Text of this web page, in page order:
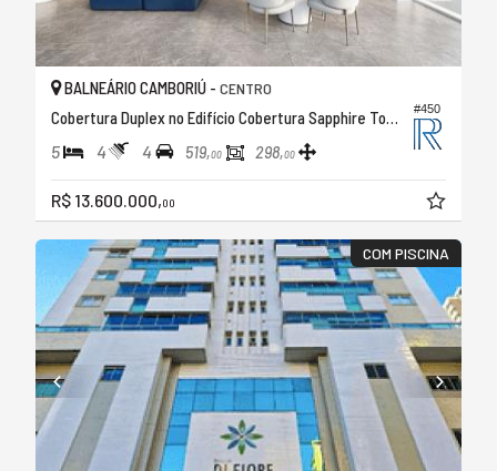
#450
BALNEÁRIO CAMBORIÚ - CENTRO
Cobertura Duplex no Edifício Cobertura Sapphire Tower
5 4 4 519,00 298,00
R$ 13.600.000,00
COM PISCINA